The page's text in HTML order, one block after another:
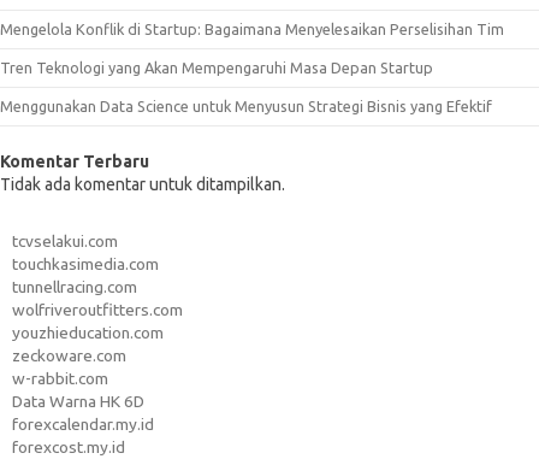
Mengelola Konflik di Startup: Bagaimana Menyelesaikan Perselisihan Tim
Tren Teknologi yang Akan Mempengaruhi Masa Depan Startup
Menggunakan Data Science untuk Menyusun Strategi Bisnis yang Efektif
Komentar Terbaru
Tidak ada komentar untuk ditampilkan.
tcvselakui.com
touchkasimedia.com
tunnellracing.com
wolfriveroutfitters.com
youzhieducation.com
zeckoware.com
w-rabbit.com
Data Warna HK 6D
forexcalendar.my.id
forexcost.my.id